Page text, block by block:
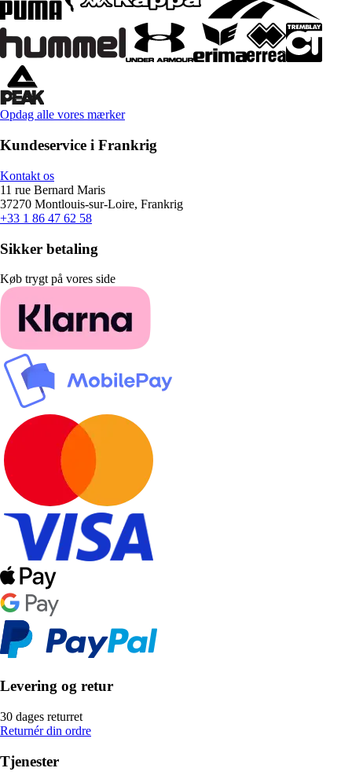
Opdag alle vores mærker
Kundeservice i Frankrig
Kontakt os
11 rue Bernard Maris
37270 Montlouis-sur-Loire, Frankrig
+33 1 86 47 62 58
Sikker betaling
Køb trygt på vores side
Levering og retur
30 dages returret
Returnér din ordre
Tjenester